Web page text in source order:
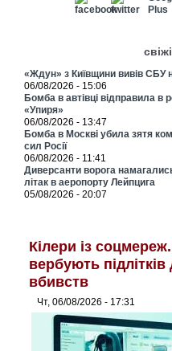
«Ждун» з Київщини вивів СБУ
06/08/2026 - 15:06
Бомба в автівці відправила в
«Упиря»
06/08/2026 - 13:47
Бомба в Москві убила зятя
сил Росії
06/08/2026 - 11:41
Диверсанти ворога
літак в аеропорту Лейпцига
05/08/2026 - 20:07
Кілери із
вербують
вбивств
Чт, 06/08/2026 - 17:31